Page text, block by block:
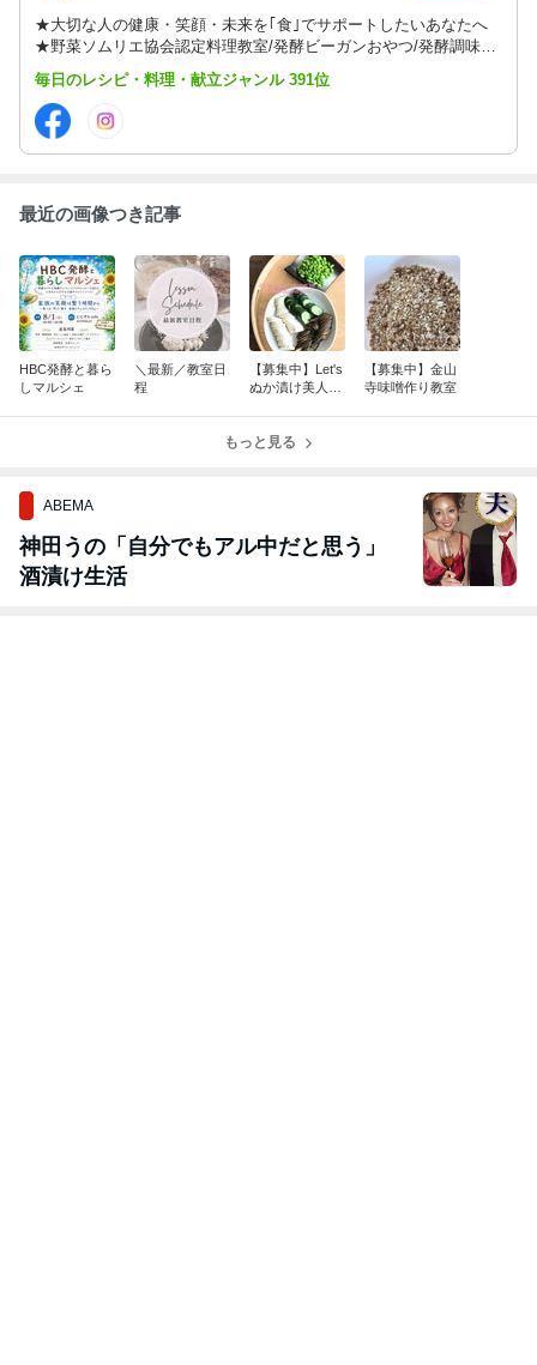
★大切な人の健康・笑顔・未来を｢食｣でサポートしたいあなたへ
★野菜ソムリエ協会認定料理教室/発酵ビーガンおやつ/発酵調味料
作り/甘酒作り/コンブチャ/スポーツ栄養/家庭料理/ボディメイク/味
噌作り/講師養成等随時開催【オーガニック商品販売・フードコー
ディネート】
毎日のレシピ・料理・献立ジャンル 391位
最近の画像つき記事
HBC発酵と暮ら
しマルシェ
＼最新／教室日
程
【募集中】Let's
ぬか漬け美人
【募集中】金山
寺味噌作り教室
もっと見る
ABEMA
神田うの「自分でもアル中だと思う」
酒漬け生活